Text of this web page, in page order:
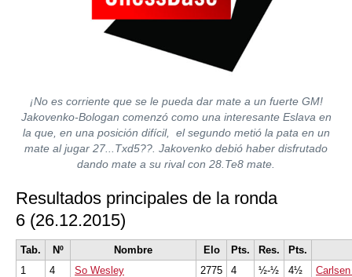
¡No es corriente que se le pueda dar mate a un fuerte GM!
Jakovenko-Bologan comenzó como una interesante Eslava en
la que, en una posición difícil, el segundo metió la pata en un
mate al jugar 27...Txd5??. Jakovenko debió haber disfrutado
dando mate a su rival con 28.Te8 mate.
Resultados principales de la ronda
6 (26.12.2015)
Tab. Nº Nombre Elo Pts. Res.
Pts.
1
4 So Wesley 2775 4 ½-½ 4½